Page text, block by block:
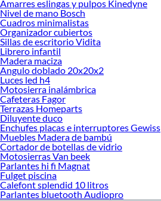
Amarres eslingas y pulpos Kinedyne
Nivel de mano Bosch
Cuadros minimalistas
Organizador cubiertos
Sillas de escritorio Vidita
Librero infantil
Madera maciza
Angulo doblado 20x20x2
Luces led h4
Motosierra inalámbrica
Cafeteras Fagor
Terrazas Homeparts
Diluyente duco
Enchufes placas e interruptores Gewiss
Muebles Madera de bambú
Cortador de botellas de vidrio
Motosierras Van beek
Parlantes hi fi Magnat
Fulget piscina
Calefont splendid 10 litros
Parlantes bluetooth Audiopro